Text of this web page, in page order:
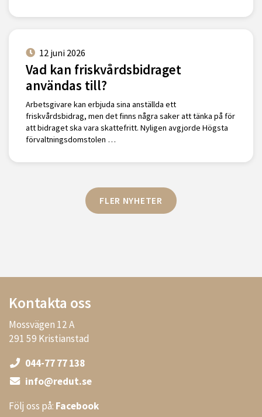
12 juni 2026
Vad kan friskvårdsbidraget
användas till?
Arbetsgivare kan erbjuda sina anställda ett
friskvårdsbidrag, men det finns några saker att tänka på för
att bidraget ska vara skattefritt. Nyligen avgjorde Högsta
förvaltningsdomstolen …
FLER NYHETER
Kontakta oss
Mossvägen 12 A
291 59 Kristianstad
044-77 77 138
info@redut.se
Följ oss på: Facebook